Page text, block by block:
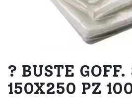
? BUSTE GOFF.
150X250 PZ